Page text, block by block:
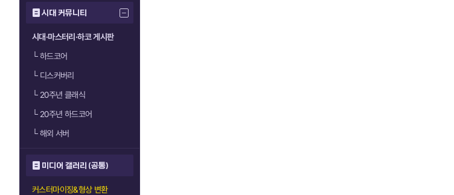
시대 커뮤니티
시대·마스터리·하코 게시판
└하드코어
└디스커버리
└20주년 클래식
└20주년 하드코어
└해외 서버
미디어 갤러리 (공통)
커스터마이징&형상 변환